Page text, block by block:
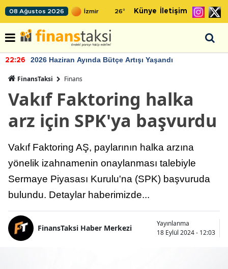
08 Ağustos 2026 26° Künye İletişim
22:26 2026 Haziran Ayında Bütçe Artışı Yaşandı
FinansTaksi Finans
Vakıf Faktoring halka
arz için SPK'ya başvurdu
Vakıf Faktoring AŞ, paylarının halka arzına
yönelik izahnamenin onaylanması talebiyle
Sermaye Piyasası Kurulu'na (SPK) başvuruda
bulundu. Detaylar haberimizde...
FinansTaksi Haber Merkezi
Yayınlanma
18 Eylül 2024 - 12:03